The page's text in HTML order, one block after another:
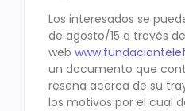
Los interesados se
de agosto/15 a través
web
un documento que
reseña acerca de su
los motivos por el cual